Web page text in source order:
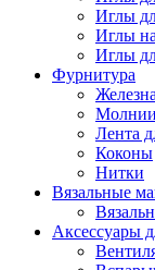
Иглы
Иглы
Иглы
Фурнитура
Молнии
Лента
Коконы
Нитки
Вязальные
Аксессуары